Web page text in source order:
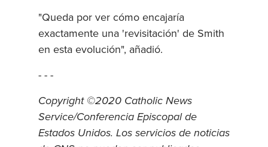
"Queda por ver cómo encajaría
exactamente una 'revisitación' de Smith
en esta evolución", añadió.
- - -
Copyright ©2020 Catholic News
Service/Conferencia Episcopal de
Estados Unidos. Los servicios de noticias